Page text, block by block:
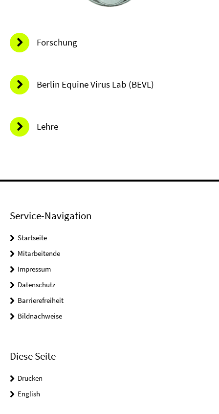
Forschung
Berlin Equine Virus Lab (BEVL)
Lehre
Service-Navigation
Startseite
Mitarbeitende
Impressum
Datenschutz
Barrierefreiheit
Bildnachweise
Diese Seite
Drucken
English